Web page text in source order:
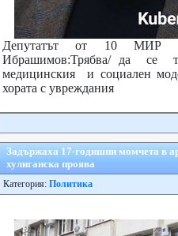
Депутатът от 10 МИР
Ибрашимов:Трябва/ да се
медицинския и социален
хората с увреждания
Задържаха 17-годишни момчета в
хулиганска проява
Категория: Политика